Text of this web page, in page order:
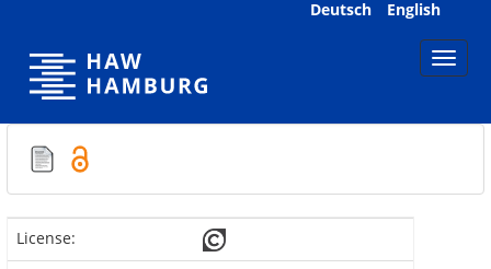
Deutsch English
License: